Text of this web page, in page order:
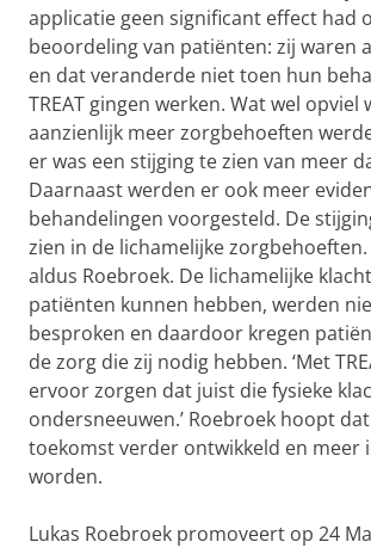
applicatie geen significant effect had
beoordeling van patiënten: zij waren
en dat veranderde niet toen hun
TREAT gingen werken. Wat wel opviel
aanzienlijk meer zorgbehoeften
er was een stijging te zien van meer
Daarnaast werden er ook meer
behandelingen voorgesteld. De
zien in de lichamelijke
aldus Roebroek. De lichamelijke
patiënten kunnen hebben, werden
besproken en daardoor kregen
de zorg die zij nodig hebben. ‘Met
ervoor zorgen dat juist die fysieke
ondersneeuwen.’ Roebroek hoopt
toekomst verder ontwikkeld en meer
worden.
Lukas Roebroek promoveert op 24